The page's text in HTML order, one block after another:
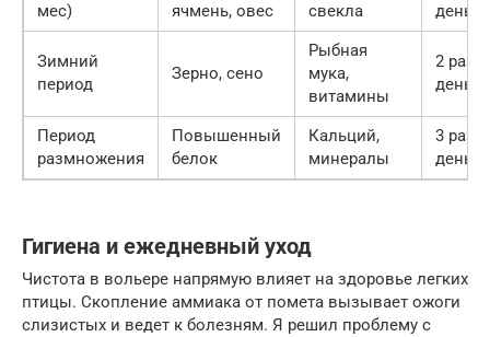
мес) ячмень, овес свекла день
Зимний
период
Зерно, сено
Рыбная
мука,
витамины
2 раза
день
Период
размножения
Повышенный
белок
Кальций,
минералы
3 раза
день
Гигиена и ежедневный уход
Чистота в вольере напрямую влияет на здоровье легких
птицы. Скопление аммиака от помета вызывает ожоги
слизистых и ведет к болезням. Я решил проблему с